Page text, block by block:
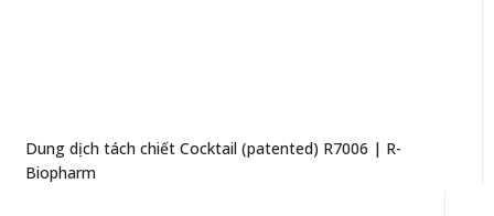
Dung dịch tách chiết Cocktail (patented) R7006 | R-
Biopharm